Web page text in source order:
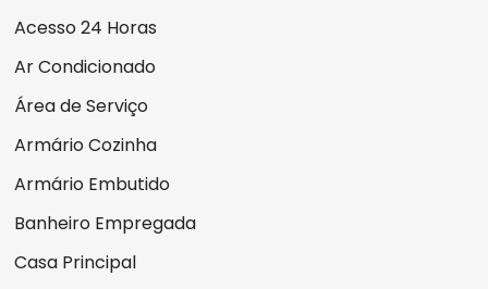
Acesso 24 Horas
Ar Condicionado
Área de Serviço
Armário Cozinha
Armário Embutido
Banheiro Empregada
Casa Principal